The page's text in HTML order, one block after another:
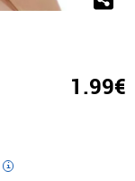
1.99€
i